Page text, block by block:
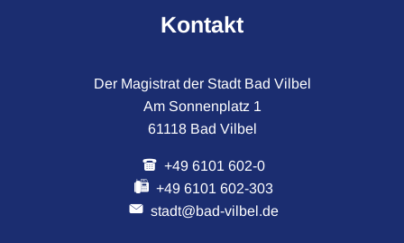
Kontakt
Der Magistrat der Stadt Bad Vilbel
Am Sonnenplatz 1
61118 Bad Vilbel
+49 6101 602-0
+49 6101 602-303
stadt@bad-vilbel.de